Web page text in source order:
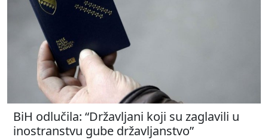
BiH odlučila: “Državljani koji su zaglavili u
inostranstvu gube državljanstvo”